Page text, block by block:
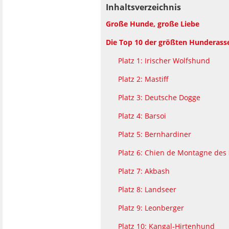
Inhaltsverzeichnis
Große Hunde, große Liebe
Die Top 10 der größten
Platz 1: Irischer Wolfshund
Platz 2: Mastiff
Platz 3: Deutsche Dogge
Platz 4: Barsoi
Platz 5: Bernhardiner
Platz 6: Chien de Montagne des
Platz 7: Akbash
Platz 8: Landseer
Platz 9: Leonberger
Platz 10: Kangal-Hirtenhund